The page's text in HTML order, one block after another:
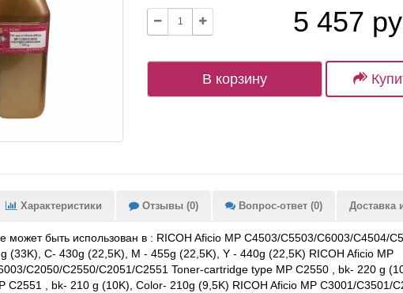
5 457
В корзину
Характеристики Отзывы (0) Вопрос-ответ (0) Доставка
может быть использован в : RICOH Aficio MP C4503/C5503/C6003/C4504/
(33K), C- 430g (22,5K), M - 455g (22,5K), Y - 440g (22,5K) RICOH Aficio MP
C2050/C2550/C2051/C2551 Toner-cartridge type MP C2550 , bk- 220 g
C2551 , bk- 210 g (10K), Color- 210g (9,5K) RICOH Aficio MP C3001/C3501/